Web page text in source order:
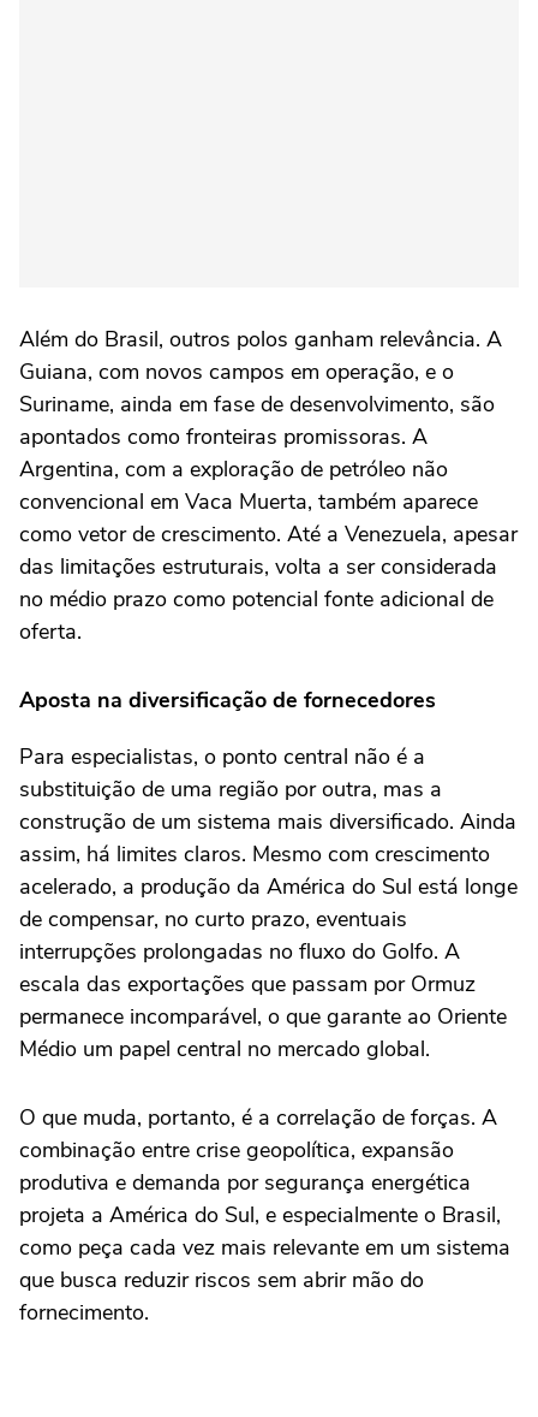
Além do Brasil, outros polos ganham relevância. A
Guiana, com novos campos em operação, e o
Suriname, ainda em fase de desenvolvimento, são
apontados como fronteiras promissoras. A
Argentina, com a exploração de petróleo não
convencional em Vaca Muerta, também aparece
como vetor de crescimento. Até a Venezuela, apesar
das limitações estruturais, volta a ser considerada
no médio prazo como potencial fonte adicional de
oferta.
Aposta na diversificação de fornecedores
Para especialistas, o ponto central não é a
substituição de uma região por outra, mas a
construção de um sistema mais diversificado. Ainda
assim, há limites claros. Mesmo com crescimento
acelerado, a produção da América do Sul está longe
de compensar, no curto prazo, eventuais
interrupções prolongadas no fluxo do Golfo. A
escala das exportações que passam por Ormuz
permanece incomparável, o que garante ao Oriente
Médio um papel central no mercado global.
O que muda, portanto, é a correlação de forças. A
combinação entre crise geopolítica, expansão
produtiva e demanda por segurança energética
projeta a América do Sul, e especialmente o Brasil,
como peça cada vez mais relevante em um sistema
que busca reduzir riscos sem abrir mão do
fornecimento.